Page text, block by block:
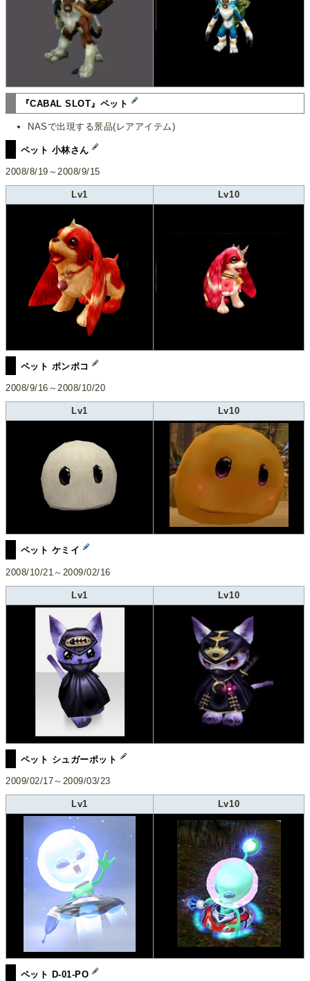
『CABAL SLOT』ペット
NASで出現する景品(レアアイテム)
ペット 小林さん
2008/8/19～2008/9/15
Lv1 Lv10
ペット ポンポコ
2008/9/16～2008/10/20
Lv1 Lv10
ペット ケミイ
2008/10/21～2009/02/16
Lv1 Lv10
ペット シュガーポット
2009/02/17～2009/03/23
Lv1 Lv10
ペット D-01-PO